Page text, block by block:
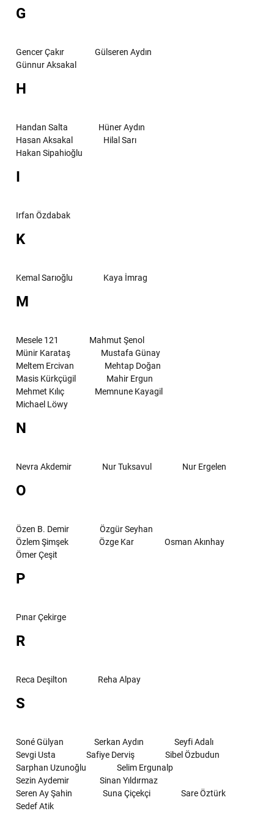
G
Gencer Çakır
Gülseren Aydın
Günnur Aksakal
H
Handan Salta
Hüner Aydın
Hasan Aksakal
Hilal Sarı
Hakan Sipahioğlu
I
Irfan Özdabak
K
Kemal Sarıoğlu Kaya İmrag
M
Mesele 121
Mahmut Şenol
Münir Karataş
Mustafa Günay
Meltem Ercivan
Mehtap Doğan
Masis Kürkçügil
Mahir Ergun
Mehmet Kılıç
Memnune Kayagil
Michael Löwy
N
Nevra Akdemir Nur Tuksavul Nur Ergelen
O
Özen B. Demir
Özgür Seyhan
Özlem Şimşek
Özge Kar
Osman Akınhay
Ömer Çeşit
P
Pınar Çekirge
R
Reca Deşilton Reha Alpay
S
Soné Gülyan Serkan Aydın
Seyfi Adalı
Sevgi Usta
Safiye Derviş
Sibel Özbudun
Sarphan Uzunoğlu
Selim Ergunalp
Sezin Aydemir
Sinan Yıldırmaz
Seren Ay Şahin
Suna Çiçekçi
Sare Öztürk
Sedef Atik